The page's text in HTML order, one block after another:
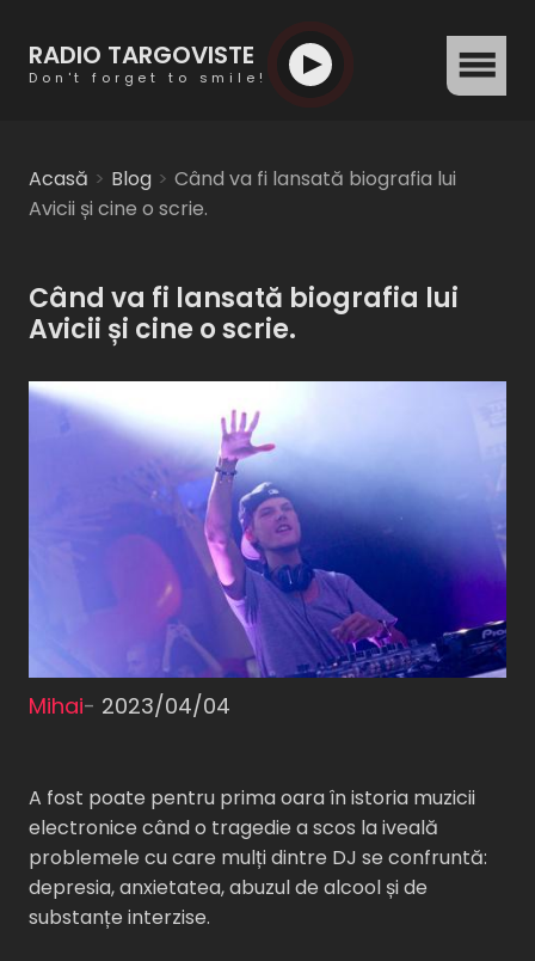
RADIO TARGOVISTE
Don't forget to smile! menu
Acasă Blog
Când va fi lansată biografia lui
Avicii și cine o scrie.
Când va fi lansată biografia lui
Avicii și cine o scrie.
Mihai- 2023/04/04
A fost poate pentru prima oara în istoria muzicii
electronice când o tragedie a scos la iveală
problemele cu care mulți dintre DJ se confruntă:
depresia, anxietatea, abuzul de alcool și de
substanțe interzise.